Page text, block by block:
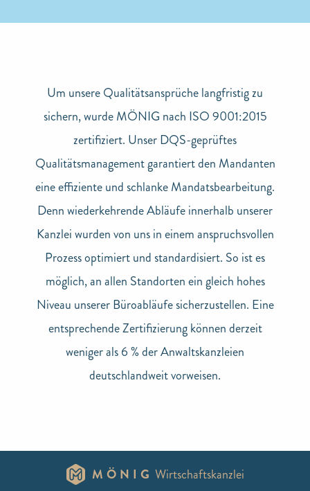
Um unsere Qualitätsansprüche langfristig zu
sichern, wurde MÖNIG nach ISO 9001:2015
zertifiziert. Unser DQS-geprüftes
Qualitätsmanagement garantiert den Mandanten
eine effiziente und schlanke Mandatsbearbeitung.
Denn wiederkehrende Abläufe innerhalb unserer
Kanzlei wurden von uns in einem anspruchsvollen
Prozess optimiert und standardisiert. So ist es
möglich, an allen Standorten ein gleich hohes
Niveau unserer Büroabläufe sicherzustellen. Eine
entsprechende Zertifizierung können derzeit
weniger als 6 % der Anwaltskanzleien
deutschlandweit vorweisen.
MÖNIG Wirtschaftskanzlei